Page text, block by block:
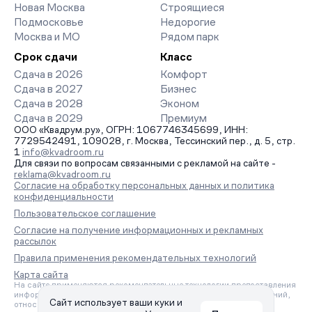
Новая Москва
Подмосковье
Москва и МО
Строящиеся
Недорогие
Рядом парк
Срок сдачи
Сдача в 2026
Сдача в 2027
Сдача в 2028
Сдача в 2029
Класс
Комфорт
Бизнес
Эконом
Премиум
ООО «Квадрум.ру», ОГРН: 1067746345699, ИНН:
7729542491, 109028, г. Москва, Тессинский пер., д. 5, стр.
1 info@kvadroom.ru
Для связи по вопросам связанными с рекламой на сайте -
reklama@kvadroom.ru
Согласие на обработку персональных данных и политика
конфиденциальности
Пользовательское соглашение
Согласие на получение информационных и рекламных
рассылок
Правила применения рекомендательных технологий
Карта сайта
На сайте применяются рекомендательные технологии предоставления
информации на основе сбора, систематизации и анализа сведений,
относящихся к предпочтениям пользователей сети «Интернет»,
Сайт использует ваши куки и